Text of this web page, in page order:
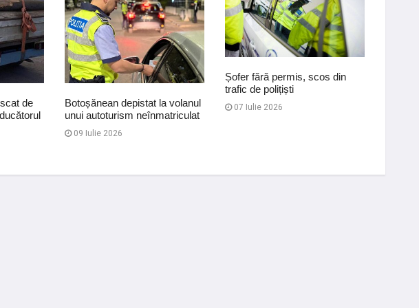
de
Botoșănean depistat la volanul
unui autoturism neînmatriculat
09 Iulie 2026
Șofer fără permis, scos din
trafic de polițiști
07 Iulie 2026
23